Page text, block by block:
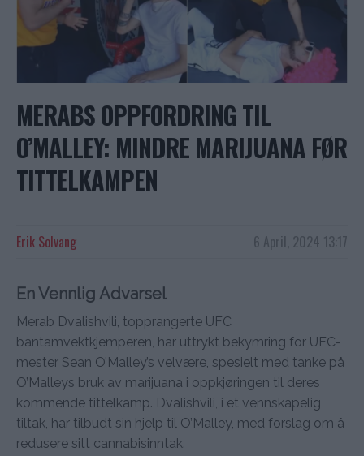
MERABS OPPFORDRING TIL
O’MALLEY: MINDRE MARIJUANA FØR
TITTELKAMPEN
6 April, 2024 13:17
Erik Solvang
En Vennlig Advarsel
Merab Dvalishvili, topprangerte UFC
bantamvektkjemperen, har uttrykt bekymring for UFC-
mester Sean O’Malley’s velvære, spesielt med tanke på
O’Malleys bruk av marijuana i oppkjøringen til deres
kommende tittelkamp. Dvalishvili, i et vennskapelig
tiltak, har tilbudt sin hjelp til O’Malley, med forslag om å
redusere sitt cannabisinntak.